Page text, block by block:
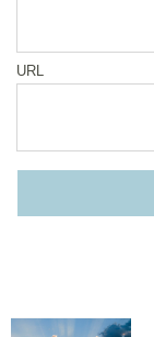
URL